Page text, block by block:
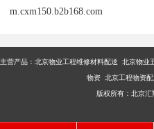
m.cxm150.b2b168.com
主营产品： 北京物业工程维修材料配送 北京物
物资 北京工程物资
版权所有：北京汇